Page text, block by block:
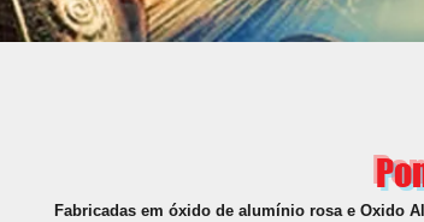
Fabricadas em óxido de alumínio rosa e Oxido